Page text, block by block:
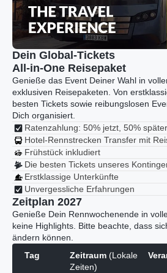
Dein Global-Tickets
All-in-One Reisepaket
Genieße das Event Deiner Wahl in
exklusiven Reisepaketen. Von
besten Tickets sowie reibungslosen
Dich organisiert.
Ratenzahlung: 50% jetzt, 50% später
Hotel-Rennstrecken Transfer mit
Frühstück inkludiert
Die besten Tickets unseres
Erstklassige Unterkünfte
Unvergessliche Erfahrungen
Zeitplan 2027
Genieße Dein Rennwochenende in
keine Highlights. Bitte beachte, dass
ändern können.
Tag
Zeitraum (Lokale
Zeiten)